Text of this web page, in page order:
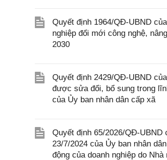
Quyết định 1964/QĐ-UBND
nghiệp đổi mới công nghệ,
2030
Quyết định 2429/QĐ-UBND
được sửa đổi, bổ sung trong
của Ủy ban nhân dân cấp xã
Quyết định 65/2026/QĐ-UBND
23/7/2024 của Ủy ban nhân
động của doanh nghiệp do